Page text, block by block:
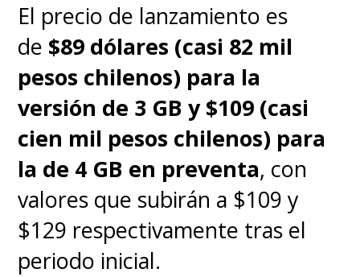
El precio de lanzamiento es
de $89 dólares (casi 82 mil
pesos chilenos) para la
versión de 3 GB y $109 (casi
cien mil pesos chilenos) para
la de 4 GB en preventa, con
valores que subirán a $109 y
$129 respectivamente tras el
periodo inicial.